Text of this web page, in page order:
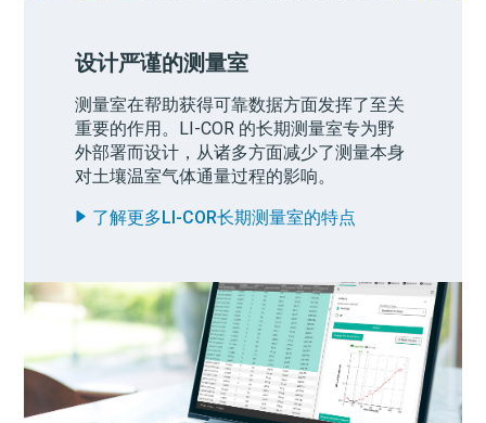
设计严谨的测量室
测量室在帮助获得可靠数据方面发挥了至关
重要的作用。LI-COR 的长期测量室专为野
外部署而设计，从诸多方面减少了测量本身
对土壤温室气体通量过程的影响。
了解更多LI-COR长期测量室的特点